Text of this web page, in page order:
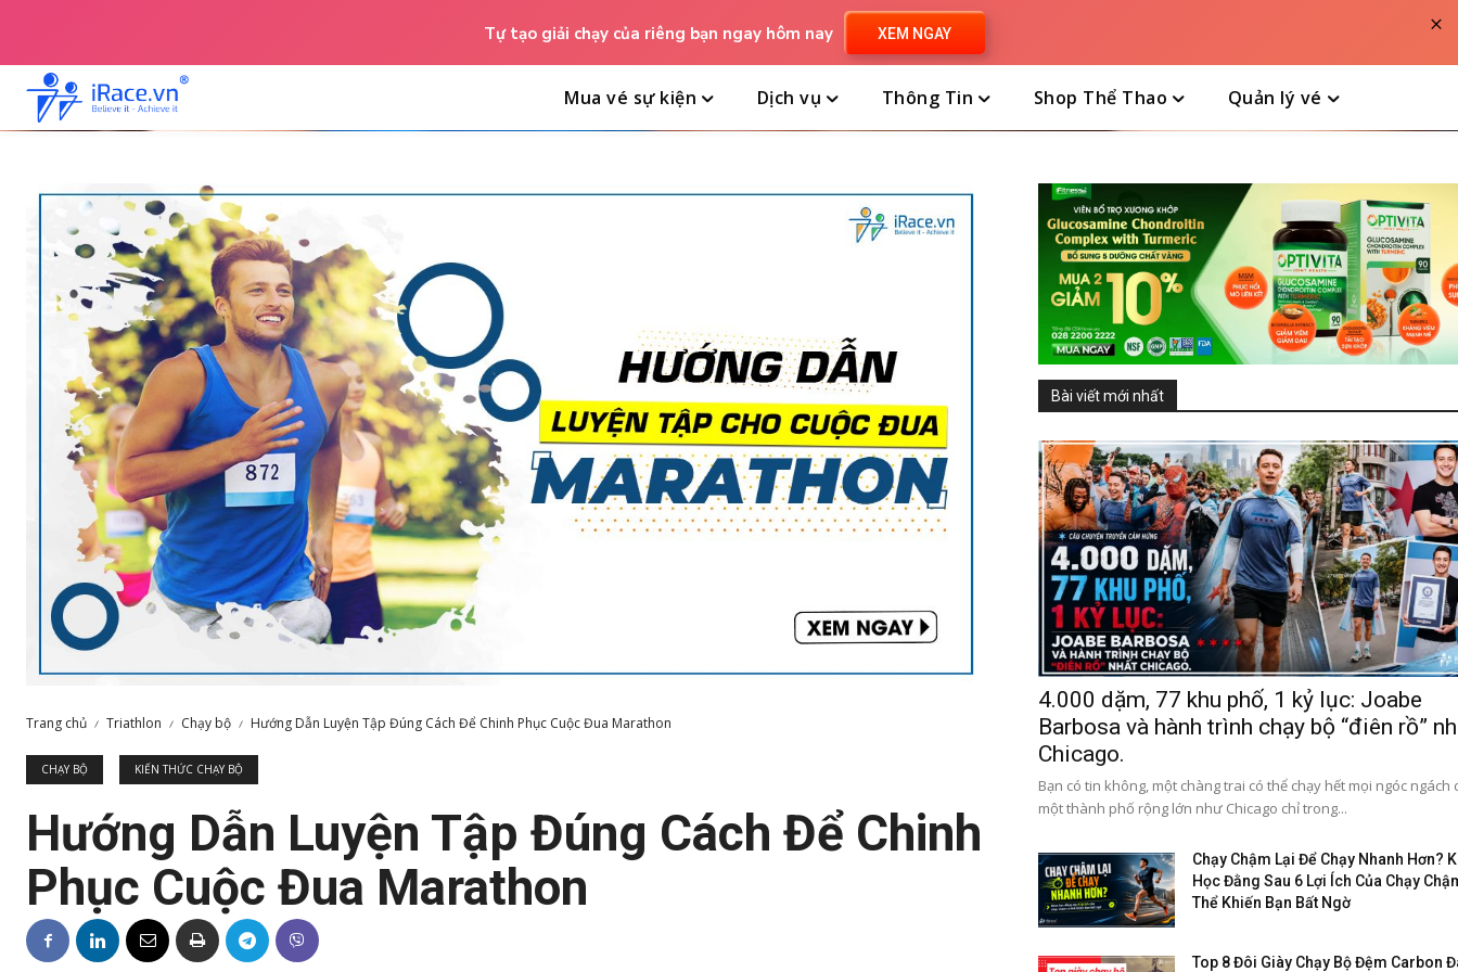
Tự tạo giải chạy của riêng bạn ngay hôm nay XEM NGAY ×
Mua vé sự kiện Dịch vụ Thông Tin Shop Thể Thao Quản lý vé
Trang chủ Triathlon Chạy bộ Hướng Dẫn Luyện Tập Đúng Cách Để Chinh Phục Cuộc Đua Marathon
CHẠY BỘ KIẾN THỨC CHẠY BỘ
Hướng Dẫn Luyện Tập Đúng Cách Để Chinh
Phục Cuộc Đua Marathon
Bài viết mới nhất
4.000 dặm, 77 khu phố, 1 kỷ lục: Joabe
Barbosa và hành trình chạy bộ “điên rồ”
Chicago.
Bạn có tin không, một chàng trai có thể chạy hết mọi ngóc ngách
một thành phố rộng lớn như Chicago chỉ trong...
Chạy Chậm Lại Để Chạy Nhanh Hơn?
Học Đằng Sau 6 Lợi Ích Của Chạy
Thể Khiến Bạn Bất Ngờ
Top 8 Đôi Giày Chạy Bộ Đệm Carbon